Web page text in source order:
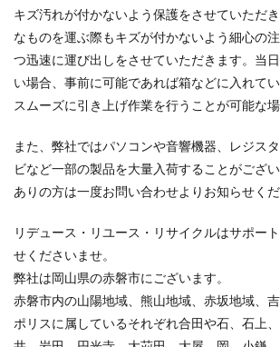
キズ汚れが付かないよう保護をさせていただ
なものを運ぶ際もキズが付かないよう細心の
つ迅速に運び出しをさせていただきます。当
い場合、事前に可能であれば箱などに入れて
スムーズに引き上げ作業を行うことが可能な場
また、弊社ではパソコンや音響機器、レジス
ビなど一部の製品を大量入荷することがござ
ありの方は一度お問い合わせよりお知らせくだ
リデュース・リユース・リサイクルはサポー
せくださいませ。
弊社は岡山県の赤磐市にございます。
赤磐市内の山陽地域、熊山地域、赤坂地域、
ポリスに属しているそれぞれ合田や石、石上